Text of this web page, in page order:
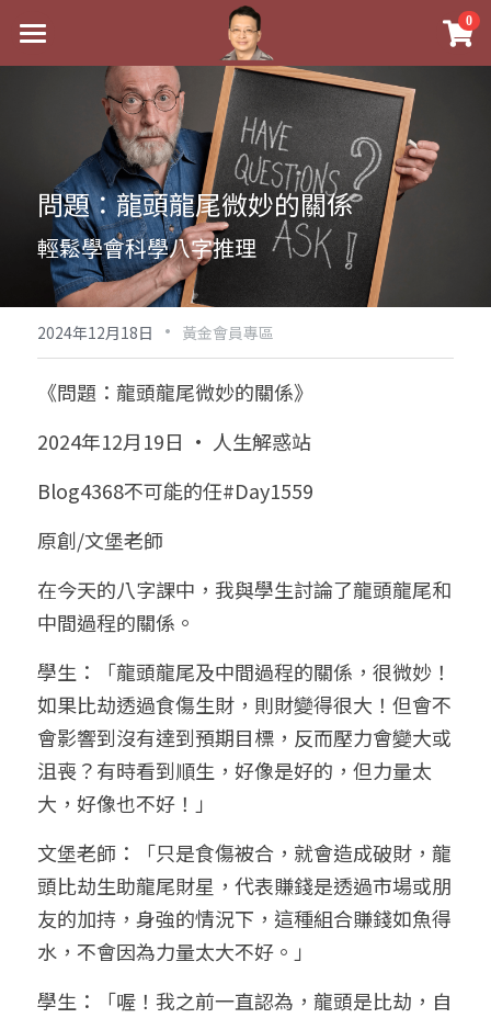
0
最新消息
關於我
實體經營
祖傳命理
手工印鑑
課程介紹
五行八字學
後天派陽宅
Blog
黃金會員專區
八字雜記
心靈成長
人氣最高
站長精選
臉書生活
好書推廌
試閱專區
Podcast聽書
團隊訓練營
八字視頻
陽宅視頻
線上直播
自我挑戰
線上學苑
八字初階班1
八字初階班2
八字進階班
八字中階班
八字高階班
五人實戰班
五行計算初階班
五行計算高階班
團隊訓練營
命理商城
八字完整班
《十神高階實戰錄》完整典藏版
科學八字推理PDF
八字批命
小兒命名
我的著作
科學八字推理1
科學八字推理2
科學八字推理3
科學八字輕鬆學
輕鬆學會科學八字推理
與我預約
批命預約
上課預約
常見問題
FB粉絲頁
登錄/註冊
搜索
繁體中文
繁體中文
0938617837
support@p8zicourse.com
五行八字線上班
問題：龍頭龍尾微妙的關係
輕鬆學會科學八字推理
2024年12月18日 · 黃金會員專區
《問題：龍頭龍尾微妙的關係》
2024年12月19日 · 人生解惑站
Blog4368不可能的任#Day1559
原創/文堡老師
在今天的八字課中，我與學生討論了龍頭龍尾和
中間過程的關係。
學生：「龍頭龍尾及中間過程的關係，很微妙！
如果比劫透過食傷生財，則財變得很大！但會不
會影響到沒有達到預期目標，反而壓力會變大或
沮喪？有時看到順生，好像是好的，但力量太
大，好像也不好！」
文堡老師：「只是食傷被合，就會造成破財，龍
頭比劫生助龍尾財星，代表賺錢是透過市場或朋
友的加持，身強的情況下，這種組合賺錢如魚得
水，不會因為力量太大不好。」
學生：「喔！我之前一直認為，龍頭是比劫，自
×
商品分類
八字線上完整班
科學八字推理PDF
《十神高階實戰錄》完整典藏版
1美元超值PDF